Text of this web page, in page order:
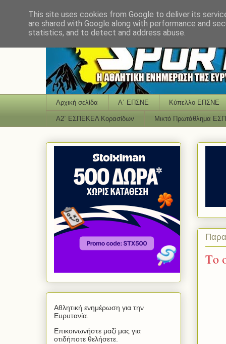
Αρχική σελίδα Α΄ ΕΠΣΝΕ Κύπελλο ΕΠΣΝΕ
Α2΄ ΕΣΠΕΚΕΛ Κορασίδων Μικτό Πρωτάθλημα
Το
Αθλητική ενημέρωση για την
Ευρυτανία.
Επικοινωνήστε μαζί μας για
οτιδήποτε θελήσετε.
This site uses cookies from Google to deliver its
are shared with Google along with performance and
statistics, and to detect and address abuse.